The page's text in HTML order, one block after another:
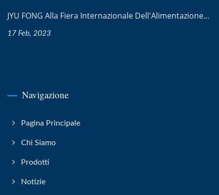
JYU FONG Alla Fiera Internazionale Dell'Alimentazione...
17 Feb, 2023
Navigazione
Pagina Principale
Chi Siamo
Prodotti
Notizie